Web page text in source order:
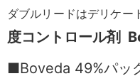
ダブルリードはデリケー
度コントロール剤
■Boveda 49%パッ